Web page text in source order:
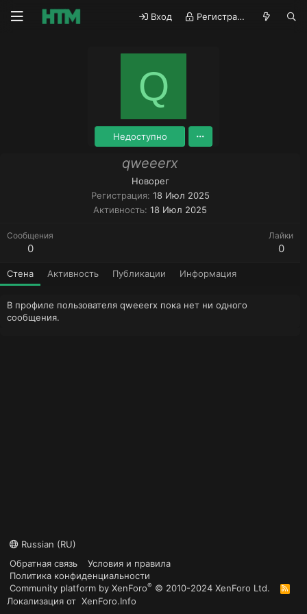
Вход Регистрация
Q
Недоступно
qweeerx
Новорег
Регистрация 18 Июл 2025
Активность 18 Июл 2025
Сообщения
0
Лайки
0
Стена Активность Публикации Информация
В профиле пользователя qweeerx пока нет ни одного
сообщения.
Russian (RU)
Обратная связь
Условия и правила
Политика конфиденциальности
Community platform by XenForo® © 2010-2024 XenForo Ltd.
R
S
Локализация от XenForo.Info